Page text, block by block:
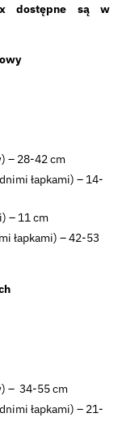
dostępne są w
– 28-42 cm
łapkami) – 14-
– 11 cm
łapkami) – 42-53
– 34-55 cm
łapkami) – 21-